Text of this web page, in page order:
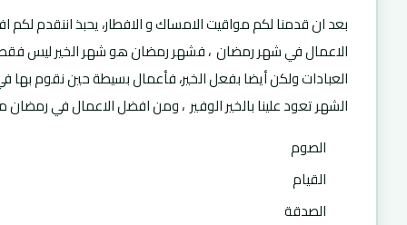
بعد ان قدمنا لكم مواقيت الامساك و الافطار، يحبذ اننقدم لكم
الاعمال في شهر رمضان ، فشهر رمضان هو شهر الخير ليس فقط
العبادات ولكن أيضا بفعل الخير، فأعمال بسيطة حين نقوم بها
الشهر تعود علينا بالخير الوفير ، ومن افضل الاعمال في رمضان
الصوم
القيام
الصدقة